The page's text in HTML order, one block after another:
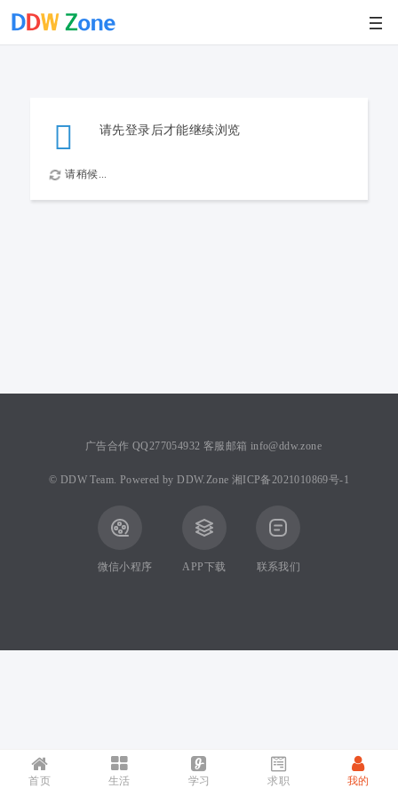
请先登录后才能继续浏览
请稍候...
首页 生活 学习 求职 我的
广告合作 QQ277054932 客服邮箱 info@ddw.zone
© DDW Team. Powered byDDW.Zone 湘ICP备2021010869号-1
微信小程序 APP下载 联系我们